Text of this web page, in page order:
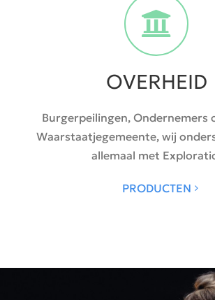
OVERHEID
Burgerpeilingen, Ondernemers
Waarstaatjegemeente, wij
allemaal met
PRODUCTEN